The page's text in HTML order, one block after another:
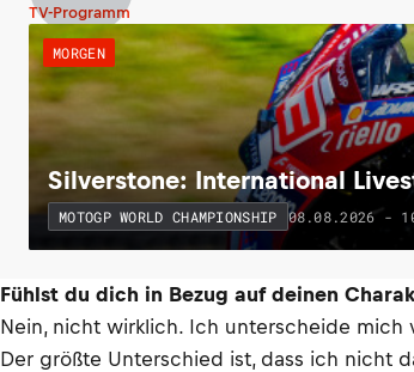
TV-Programm
MORGEN
Silverstone: International
MOTOGP WORLD CHAMPIONSHIP 08.08.2026 -
Fühlst du dich in Bezug auf deinen
Nein, nicht wirklich. Ich unterscheide mich
Der größte Unterschied ist, dass ich nicht